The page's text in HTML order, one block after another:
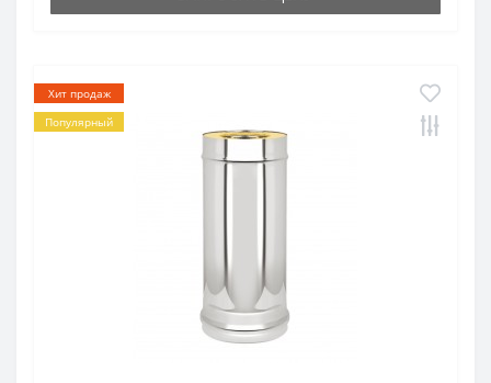
Хит продаж
Популярный